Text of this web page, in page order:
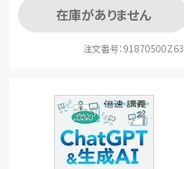
在庫がありません
注文番号：91870500Z63